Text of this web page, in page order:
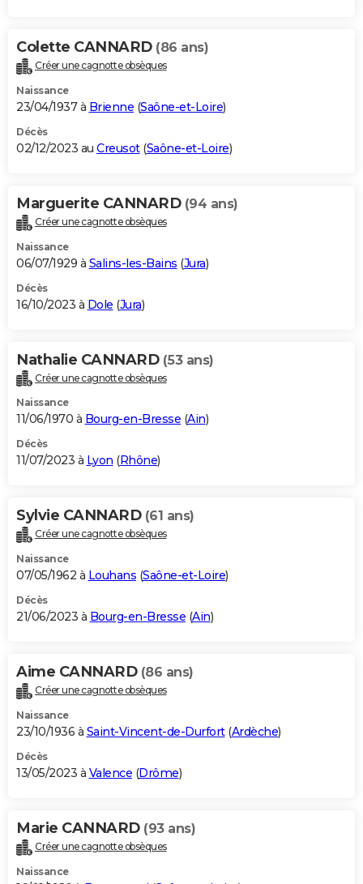
Colette CANNARD (86 ans)
Créer une cagnotte obsèques
Naissance
23/04/1937 à Brienne (Saône-et-Loire)
Décès
02/12/2023 au Creusot(Saône-et-Loire)
Marguerite CANNARD (94 ans)
Créer une cagnotte obsèques
Naissance
06/07/1929 à Salins-les-Bains (Jura)
Décès
16/10/2023 à Dole (Jura)
Nathalie CANNARD (53 ans)
Créer une cagnotte obsèques
Naissance
11/06/1970 à Bourg-en-Bresse (Ain)
Décès
11/07/2023 à Lyon (Rhône)
Sylvie CANNARD (61 ans)
Créer une cagnotte obsèques
Naissance
07/05/1962 à Louhans (Saône-et-Loire)
Décès
21/06/2023 à Bourg-en-Bresse (Ain)
Aime CANNARD (86 ans)
Créer une cagnotte obsèques
Naissance
23/10/1936 à Saint-Vincent-de-Durfort(Ardèche)
Décès
13/05/2023 à Valence (Drôme)
Marie CANNARD (93 ans)
Créer une cagnotte obsèques
Naissance